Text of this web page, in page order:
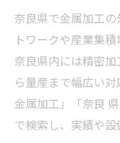
奈良で金属
金属加工
精密加工
奈良県の
レーザ
金属加工
奈良県で金属加工
トワークや産業集
奈良県内には精密
ら量産まで幅広い
金属加工」「奈良
で検索し、実績や設